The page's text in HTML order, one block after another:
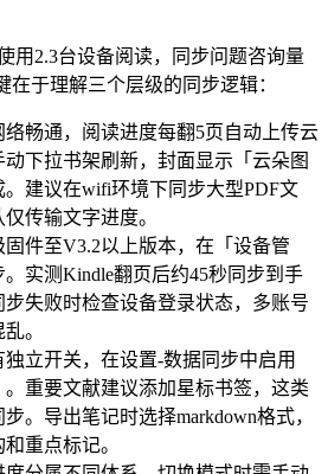
用2.3台设备阅读，同步问题咨询量
在于理解三个层级的同步逻辑：
畅通，阅读进度每翻5页自动上传云
下拉书架刷新，封面显示「云朵图
建议在wifi环境下同步大型PDF文
传输文字进度。
件至V3.2以上版本，在「设备管
实测Kindle翻页后约45秒同步到手
失败时检查设备登录状态，多账号
。
立开关，在设置-数据同步中启用
。重要文献建议添加星标书签，这类
。导出笔记时选择markdown格式，
重点标记。